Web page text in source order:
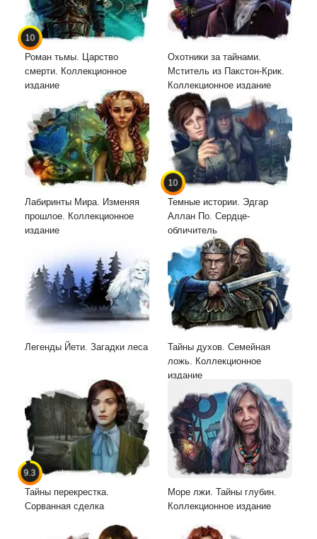
10
Роман тьмы. Царство
смерти. Коллекционное
издание
Охотники за тайнами.
Мститель из Пакстон-Крик.
Коллекционное издание
Лабиринты Мира. Изменяя
прошлое. Коллекционное
издание
10
Темные истории. Эдгар
Аллан По. Сердце-
обличитель
Легенды Йети. Загадки леса
Тайны духов. Семейная
ложь. Коллекционное
издание
9.3
Тайны перекрестка.
Сорванная сделка
Море лжи. Тайны глубин.
Коллекционное издание